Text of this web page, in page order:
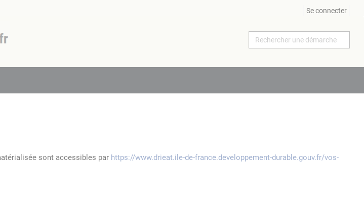
Se connecter
sont accessibles par https://www.drieat.ile-de-france.developpement-durable.gouv.fr/vos-